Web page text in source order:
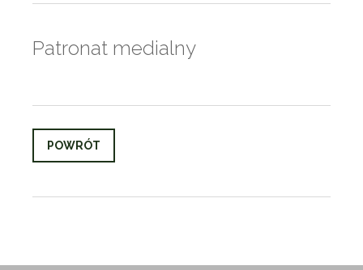
Patronat medialny
POWRÓT